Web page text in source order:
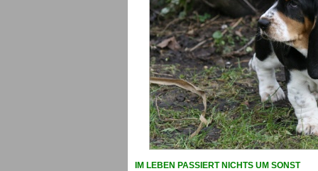
IM LEBEN PASSIERT NICHTS UM SONST